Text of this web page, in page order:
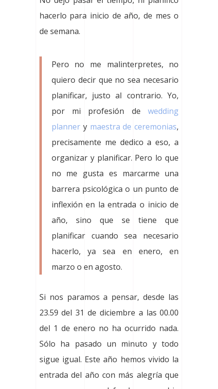
hacerlo para inicio de año, de mes o
de semana.
Pero no me malinterpretes, no
quiero decir que no sea necesario
planificar, justo al contrario. Yo,
por mi profesión dewedding
plannery maestra de ceremonias,
precisamente me dedico a eso, a
organizar y planificar. Pero lo que
no me gusta es marcarme una
barrera psicológica o un punto de
inflexión en la entrada o inicio de
año, sino que se tiene que
planificar cuando sea necesario
hacerlo, ya sea en enero, en
marzo o en agosto.
Si nos paramos a pensar, desde las
23.59 del 31 de diciembre a las 00.00
del 1 de enero no ha ocurrido nada.
Sólo ha pasado un minuto y todo
sigue igual. Este año hemos vivido la
entrada del año con más alegría que